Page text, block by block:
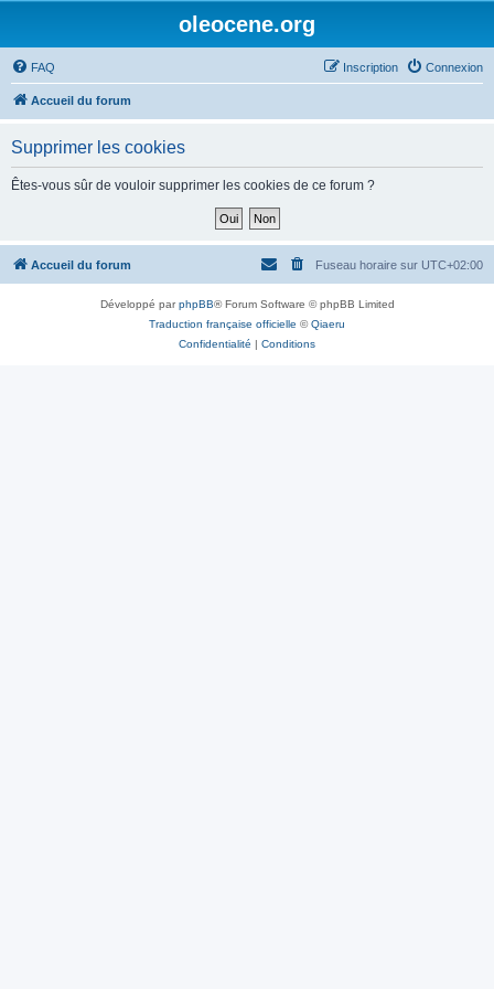
oleocene.org
FAQ Connexion
Inscription
Accueil du forum
Supprimer les cookies
Êtes-vous sûr de vouloir supprimer les cookies de ce forum ?
Accueil du forum Fuseau horaire sur UTC+02:00
Développé parphpBB® Forum Software © phpBB Limited
Traduction française officielle ©Qiaeru
Confidentialité | Conditions